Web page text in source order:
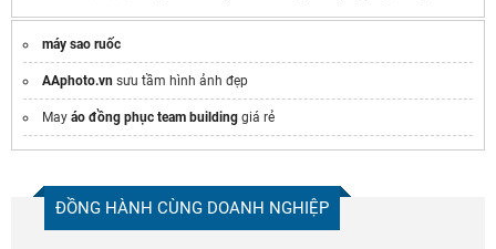
máy sao ruốc
AAphoto.vn sưu tầm hình ảnh đẹp
May áo đồng phục team building giá rẻ
ĐỒNG HÀNH CÙNG DOANH NGHIỆP